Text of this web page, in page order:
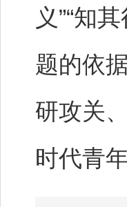
义”“知
题的依
研攻关
时代青